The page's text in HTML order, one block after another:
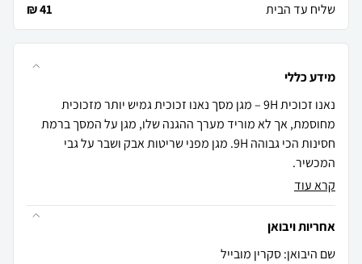
שליח עד הבית
41 ₪
מידע כללי
נאנו זכוכית 9H – מגן מסך נאנו זכוכית גמיש יותר מזכוכית
מחוסמת, אך לא מוריד מערך ההגנה שלו, מגן על המסך ברמת
חסינות הכי גבוהה 9H. מגן מפני שריטות אבק ושבר על גבי
המכשיר.
קרא עוד
אחריות ויבואן
שם היבואן: סקרין מובייל